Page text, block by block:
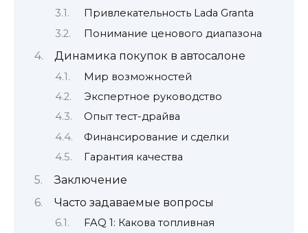
Привлекательность Lada Granta
Понимание ценового диапазона
Динамика покупок в автосалоне
Мир возможностей
Экспертное руководство
Опыт тест-драйва
Финансирование и сделки
Гарантия качества
Заключение
Часто задаваемые вопросы
FAQ 1: Какова топливная